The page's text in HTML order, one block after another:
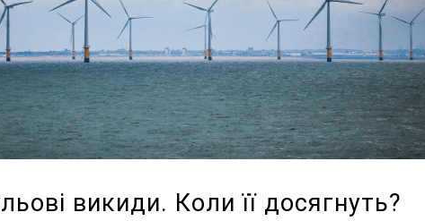
викиди. Коли її досягнуть?